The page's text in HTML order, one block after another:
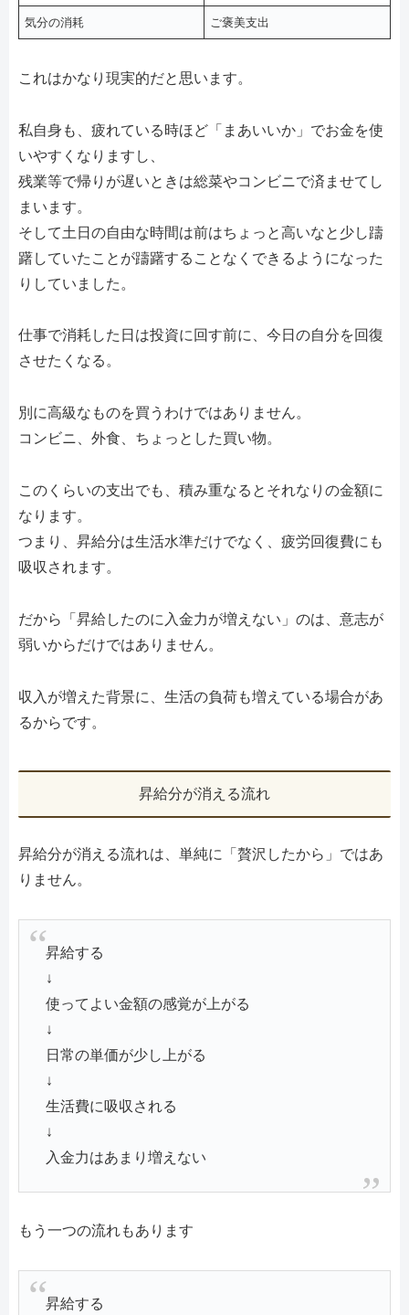
気分の消耗 ご褒美支出
これはかなり現実的だと思います。
私自身も、疲れている時ほど「まあいいか」でお金を使
いやすくなりますし、
残業等で帰りが遅いときは総菜やコンビニで済ませてし
まいます。
そして土日の自由な時間は前はちょっと高いなと少し躊
躇していたことが躊躇することなくできるようになった
りしていました。
仕事で消耗した日は投資に回す前に、今日の自分を回復
させたくなる。
別に高級なものを買うわけではありません。
コンビニ、外食、ちょっとした買い物。
このくらいの支出でも、積み重なるとそれなりの金額に
なります。
つまり、昇給分は生活水準だけでなく、疲労回復費にも
吸収されます。
だから「昇給したのに入金力が増えない」のは、意志が
弱いからだけではありません。
収入が増えた背景に、生活の負荷も増えている場合があ
るからです。
昇給分が消える流れ
昇給分が消える流れは、単純に「贅沢したから」ではあ
りません。
昇給する
↓
使ってよい金額の感覚が上がる
↓
日常の単価が少し上がる
↓
生活費に吸収される
↓
入金力はあまり増えない
もう一つの流れもあります
昇給する